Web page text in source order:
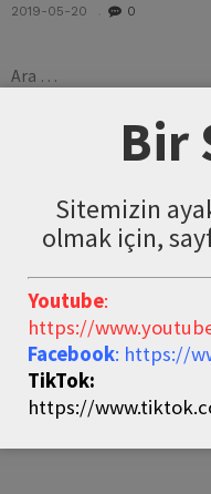
2019-05-20 0
Arama:
Bir
Sitemizin
olmak için,
Youtube:
https://
Facebook: https://
TikTok:
https://